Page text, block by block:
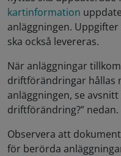
kartinformation
anläggningen.
ska också levereras.
När anläggningar
driftförändringar hållas
anläggningen, se avsnitt
driftförändring?” nedan.
Observera att
för berörda